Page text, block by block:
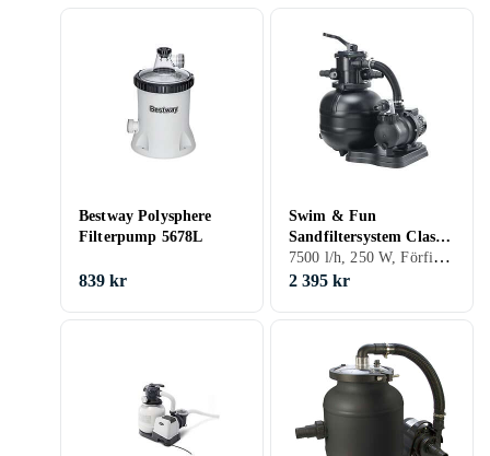
Bestway Polysphere
Filterpump 5678L
839 kr
Swim & Fun
Sandfiltersystem Classic
300 250W
7500 l/h, 250 W, Förfilter, Manometer, Självsugande
2 395 kr